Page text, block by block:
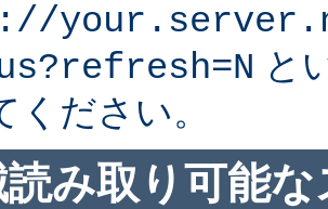
と
ください。
み取り可能